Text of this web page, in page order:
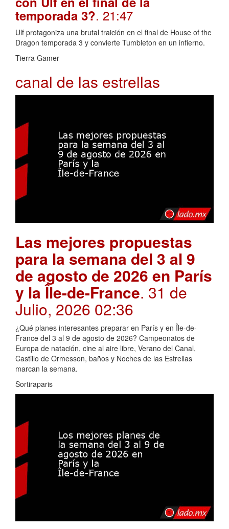
temporada 3?. 21:47
Ulf protagoniza una brutal traición en el final de House of the
Dragon temporada 3 y convierte Tumbleton en un infierno.
Tierra Gamer
canal de las estrellas
Las mejores propuestas
para la semana del 3 al 9
de agosto de 2026 en París
y la Île-de-France. 31 de
Julio, 2026 02:36
¿Qué planes interesantes preparar en París y en Île-de-
France del 3 al 9 de agosto de 2026? Campeonatos de
Europa de natación, cine al aire libre, Verano del Canal,
Castillo de Ormesson, baños y Noches de las Estrellas
marcan la semana.
Sortiraparis